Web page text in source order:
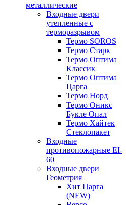
металлические
Входные двери
утепленные с
терморазрывом
Термо SOROS
Термо Старк
Термо Оптима
Классик
Термо Оптима
Царга
Термо Норд
Термо Оникс
Букле Опал
Термо Хайтек
Стеклопакет
Входные
противопожарные EI-
60
Входные двери
Геометрия
Хит Царга
(NEW)